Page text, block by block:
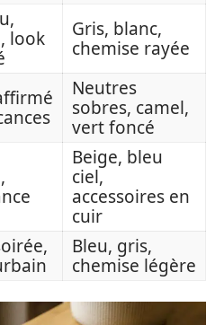
look
Gris, blanc,
chemise rayée
Neutres
sobres, camel,
vert foncé
Beige, bleu
ciel,
accessoires en
cuir
Bleu, gris,
chemise légère